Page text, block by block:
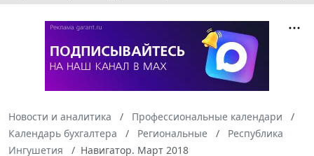
Новости и аналитика
Профессиональные календари
Календарь бухгалтера
Региональные
Республика
Ингушетия
Навигатор. Март 2018